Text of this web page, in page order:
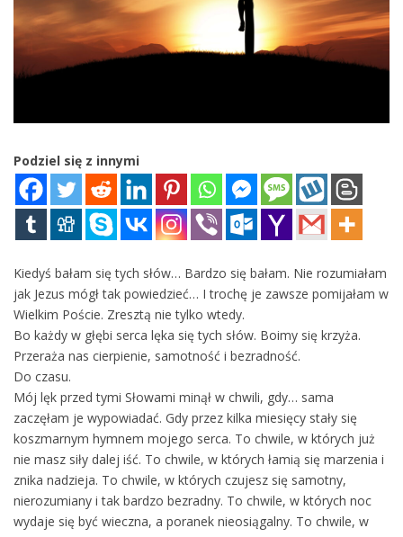
Podziel się z innymi
Kiedyś bałam się tych słów… Bardzo się bałam. Nie rozumiałam
jak Jezus mógł tak powiedzieć… I trochę je zawsze pomijałam w
Wielkim Poście. Zresztą nie tylko wtedy.
Bo każdy w głębi serca lęka się tych słów. Boimy się krzyża.
Przeraża nas cierpienie, samotność i bezradność.
Do czasu.
Mój lęk przed tymi Słowami minął w chwili, gdy… sama
zaczęłam je wypowiadać. Gdy przez kilka miesięcy stały się
koszmarnym hymnem mojego serca. To chwile, w których już
nie masz siły dalej iść. To chwile, w których łamią się marzenia i
znika nadzieja. To chwile, w których czujesz się samotny,
nierozumiany i tak bardzo bezradny. To chwile, w których noc
wydaje się być wieczna, a poranek nieosiągalny. To chwile, w